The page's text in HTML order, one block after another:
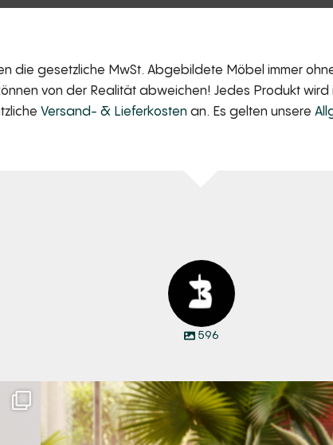
die gesetzliche MwSt. Abgebildete Möbel immer
von der Realität abweichen! Jedes Produkt wird
Versand- & Lieferkosten an. Es gelten unsere
596
Den Kopf anlehnen. Die Gedanken auf Reisen...
67 1